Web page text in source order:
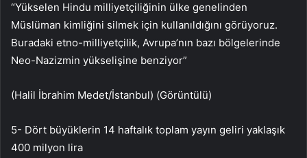
“Yükselen Hindu milliyetçiliğinin ülke genelinden
Müslüman kimliğini silmek için kullanıldığını görüyoruz.
Buradaki etno-milliyetçilik, Avrupa’nın bazı bölgelerinde
Neo-Nazizmin yükselişine benziyor”
(Halil İbrahim Medet/İstanbul) (Görüntülü)
5- Dört büyüklerin 14 haftalık toplam yayın geliri yaklaşık
400 milyon lira